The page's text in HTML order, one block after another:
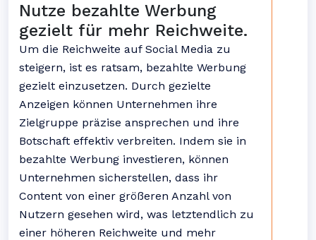
Nutze bezahlte Werbung
gezielt für mehr Reichweite.
Um die Reichweite auf Social Media zu
steigern, ist es ratsam, bezahlte Werbung
gezielt einzusetzen. Durch gezielte
Anzeigen können Unternehmen ihre
Zielgruppe präzise ansprechen und ihre
Botschaft effektiv verbreiten. Indem sie in
bezahlte Werbung investieren, können
Unternehmen sicherstellen, dass ihr
Content von einer größeren Anzahl von
Nutzern gesehen wird, was letztendlich zu
einer höheren Reichweite und mehr